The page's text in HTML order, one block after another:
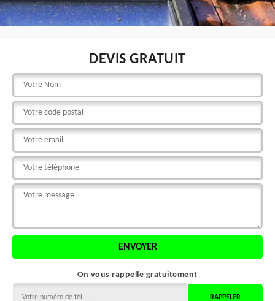
DEVIS GRATUIT
On vous rappelle gratuitement